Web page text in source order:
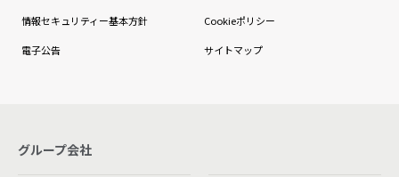
情報セキュリティー基本方針 Cookieポリシー
電子公告 サイトマップ
グループ会社